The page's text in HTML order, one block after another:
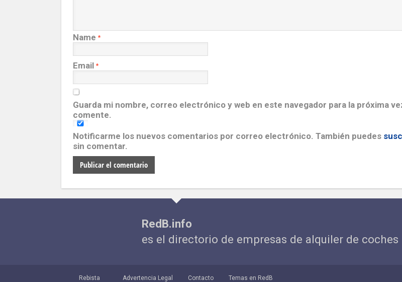
Name *
Email *
Guarda mi nombre, correo electrónico y web en este navegador para la próxima
comente.
Notificarme los nuevos comentarios por correo electrónico. También puedes
sin comentar.
RedB.info
es el directorio de empresas de alquiler de coches
Rebista Advertencia Legal Contacto Temas en RedB